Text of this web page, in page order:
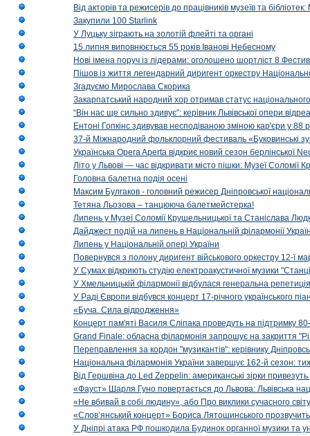
Від акторів та режисерів до працівників музеїв та
Закупили 100 Starlink
У Луцьку зіграють на золотій флейті та органі
15 липня виповнюється 55 років Іванові Небесному
Нові імена поруч із лідерами: оголошено шортліст 8
Пішов із життя легендарний диригент оркестру
Згадуємо Мирослава Скорика
Закарпатський народний хор отримав статус національного
“Він нас ще сильно здивує”: керівник Львівської опери
Ентоні Гопкінс здивував несподіваною зміною кар'єри у 88
37-й Міжнародний фольклорний фестиваль «Буковинські
Українська Opera Aperta відкриє новий сезон берлінської
Літо у Львові — час відкривати місто пішки: Музеї Соломії
Головна балетна подія осені
Максим Булгаков - головний режисер Дніпровської
Тетяна Льозова – танцююча балетмейстерка!
Липень у Музеї Соломії Крушельницької та Станіслава
Дайджест подій на липень в Національній філармонії
Липень у Національній опері України
Повернувся з полону диригент військового оркестру 12-ї
У Сумах відкриють студію електроакустичної музики
У Хмельницькій філармонії відбулася генеральна
У Раді Європи відбувся концерт 17-річного українського
«Буча. Сила відродження»
Концерт пам'яті Василя Сліпака проведуть на підтримку
Grand Finale: обласна філармонія запрошує на закриття
Переправлення за кордон "музикантів": керівнику
Національна філармонія України завершує 162-й сезон:
Від Гершвіна до Led Zeppelin: американські зірки
«Фауст» Шарля Гуно повертається до Львова: Львівська
«Не вбивай в собі людину», або Про виклики сучасного світу
«Слов’янський концерт» Бориса Лятошинського
У Дніпрі атака РФ пошкодила Будинок органної музики та